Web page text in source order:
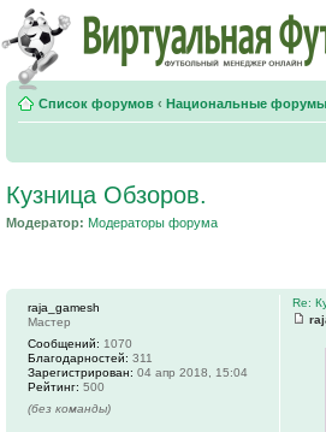
Список форумов ‹ Национальные форумы
Кузница Обзоров.
Модератор: Модераторы форума
Re:
raja_gamesh
Мастер
Сообщений: 1070
Благодарностей: 311
Зарегистрирован: 04 апр 2018, 15:04
Рейтинг: 500
(без команды)